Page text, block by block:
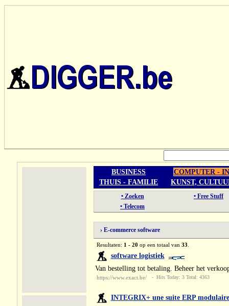
BUSINESS
COMPUTER -
THUIS - FAMILIE
KUNST,
• Zoeken
• Free Stuff
• Telecom
› E-commerce software
Resultaten: 1 - 20 op een totaal van 33
software logistiek
Van bestelling tot betaling. Beheer het
https://www.exact.be/ - Hits Today: 3 Total: 4363
INTEGRIX+ une suite ERP